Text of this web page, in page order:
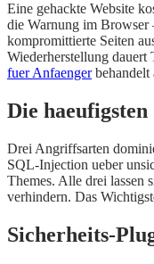
Eine gehackte Website
die Warnung im
kompromittierte Seiten
Wiederherstellung dauert
fuer Anfaengerbehandelt
Die
Drei Angriffsarten
SQL-Injection ueber
Themes. Alle drei lassen
verhindern. Das
Sicherheits-